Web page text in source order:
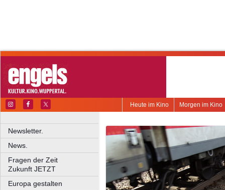
Morgen im Kino
Heute im Kino
Newsletter.
News.
Fragen der Zeit
Zukunft JETZT
Europa gestalten